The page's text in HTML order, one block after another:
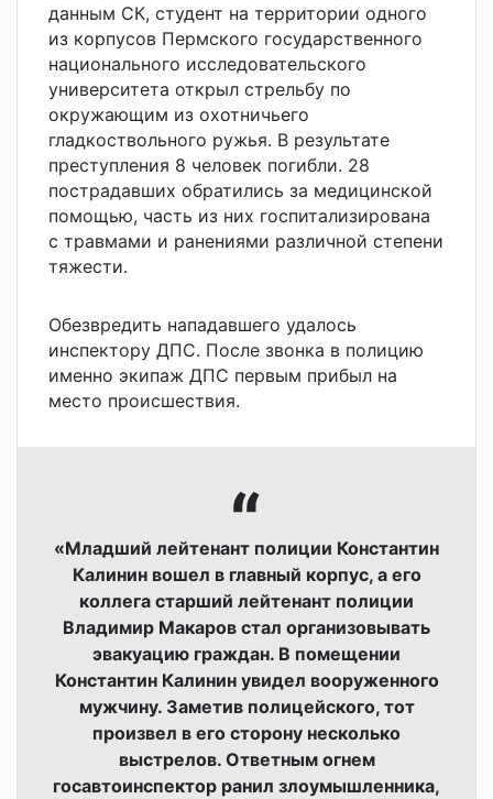
данным СК, студент на территории одного
из корпусов Пермского государственного
национального исследовательского
университета открыл стрельбу по
окружающим из охотничьего
гладкоствольного ружья. В результате
преступления 8 человек погибли. 28
пострадавших обратились за медицинской
помощью, часть из них госпитализирована
с травмами и ранениями различной степени
тяжести.
Обезвредить нападавшего удалось
инспектору ДПС. После звонка в полицию
именно экипаж ДПС первым прибыл на
место происшествия.
«Младший лейтенант полиции Константин
Калинин вошел в главный корпус, а его
коллега старший лейтенант полиции
Владимир Макаров стал организовывать
эвакуацию граждан. В помещении
Константин Калинин увидел вооруженного
мужчину. Заметив полицейского, тот
произвел в его сторону несколько
выстрелов. Ответным огнем
госавтоинспектор ранил злоумышленника,